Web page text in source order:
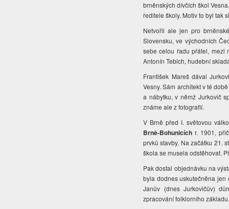
brněnských dívčích škol
ředitele školy. Motiv to byl tak
Netvořil ale jen pro
Slovensku, ve východních
sebe celou řadu přátel, mezi
Antonín Tebich, hudební
František Mareš dával
Vesny. Sám architekt v té
a nábytku, v němž Jurkovič
známe ale z fotografií.
V Brně před I. světovou
Brně-Bohunicích r. 1901,
prvků stavby. Na začátku 21.
škola se musela odstěhovat.
Pak dostal objednávku na
byla dodnes uskutečněna
Janův (dnes Jurkovičův)
zpracování folklorního